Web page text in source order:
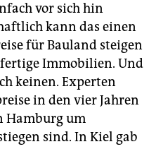
vor sich hin
kann das einen
für Bauland steigen
Immobilien. Und
keinen. Experten
in den vier Jahren
Hamburg um
sind. In Kiel gab